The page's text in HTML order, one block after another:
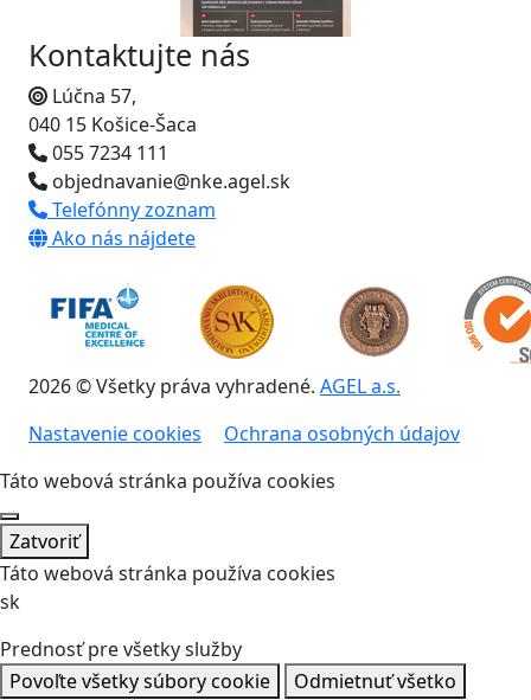
Kontaktujte nás
Lúčna 57,
040 15 Košice-Šaca
055 7234 111
objednavanie@nke.agel.sk
Telefónny zoznam
Ako nás nájdete
2026 © Všetky práva vyhradené. AGEL a.s.
Nastavenie cookies
Ochrana osobných údajov
Táto webová stránka používa cookies
Zatvoriť
Táto webová stránka používa cookies
sk
Prednosť pre všetky služby
Povoľte všetky súbory cookie
Odmietnuť všetko